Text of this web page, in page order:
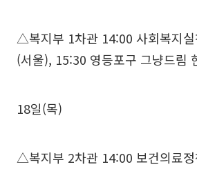
△복지부 1차관 14:00 사회복지실
(서울), 15:30 영등포구 그냥드림
18일(목)
△복지부 2차관 14:00 보건의료정